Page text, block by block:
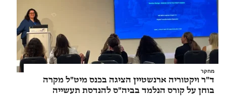
מחקר
ד"ר ויקטוריה ארנשטיין הציגה בכנס מיט"ל מקרה
בוחן על קורס הנלמד בביה"ס להנדסת תעשייה